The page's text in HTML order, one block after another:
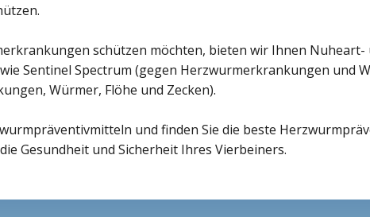
schützen möchten, bieten wir Ihnen
Sentinel Spectrum (gegen Herzwurmerkrankungen und
Würmer, Flöhe und Zecken).
und finden Sie die beste
Gesundheit und Sicherheit Ihres Vierbeiners.